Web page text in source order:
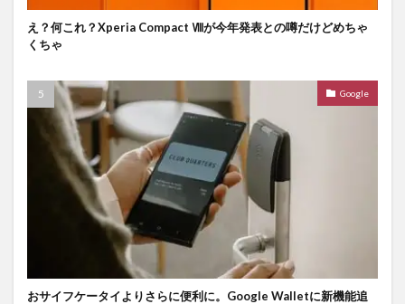
え？何これ？Xperia Compact Ⅷが今年発表との噂だけどめちゃ
くちゃ
Google
おサイフケータイよりさらに便利に。Google Walletに新機能追